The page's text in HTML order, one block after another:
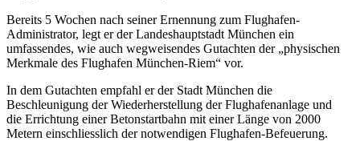
Bereits 5 Wochen nach seiner Ernennung zum Flughafen-
Administrator, legt er der Landeshauptstadt München ein
umfassendes, wie auch wegweisendes Gutachten der „physischen
Merkmale des Flughafen München-Riem“ vor.
In dem Gutachten empfahl er der Stadt München die
Beschleunigung der Wiederherstellung der Flughafenanlage und
die Errichtung einer Betonstartbahn mit einer Länge von 2000
Metern einschliesslich der notwendigen Flughafen-Befeuerung.